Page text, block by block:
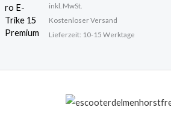
inkl. MwSt.
Kostenloser Versand
Lieferzeit: 10-15 Werktage